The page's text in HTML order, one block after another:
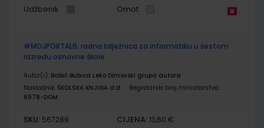
Udžbenik Omot
#MOJPORTAL6; radna bilježnica za informatiku u šestom
razredu osnovne škole
Autor(i): Babić Bubica Leko Dimovski grupa autora
Nakladnik: ŠKOLSKA KNJIGA d.d.
Registarski broj ministarstva:
6978-DOM
SKU: 567289 CIJENA: 13,60 €